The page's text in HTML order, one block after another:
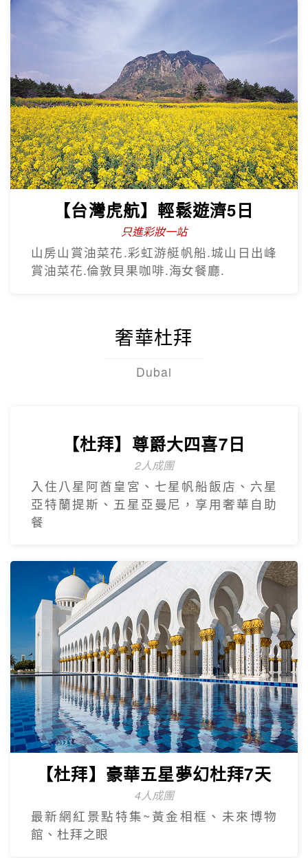
【台灣虎航】暢遊濟州5日
只進彩妝一站
【台灣虎航】輕鬆遊濟5日
只進彩妝一站
山房山賞油菜花.彩虹游艇帆船.城山日出峰
賞油菜花.倫敦貝果咖啡.海女餐廳.
奢華杜拜
Dubai